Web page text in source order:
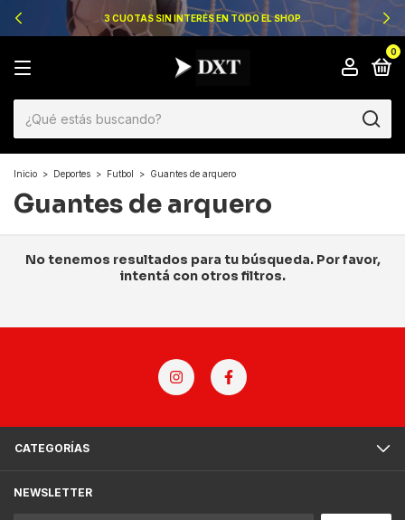
3 CUOTAS SIN INTERÉS EN TODO EL SHOP
0
Inicio > Deportes > Futbol > Guantes de arquero
Guantes de arquero
No tenemos resultados para tu búsqueda. Por favor,
intentá con otros filtros.
CATEGORÍAS
NEWSLETTER